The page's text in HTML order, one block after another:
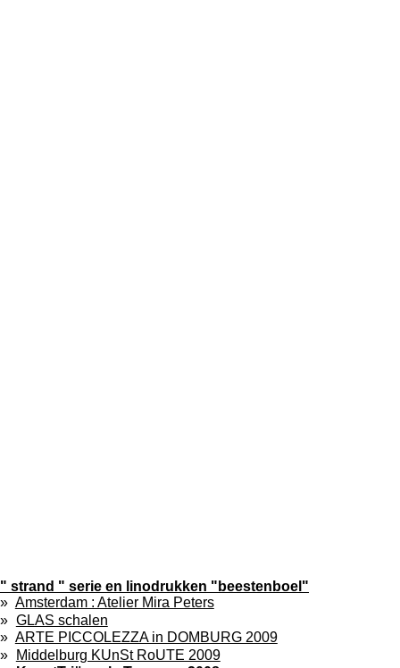
" strand " serie en linodrukken "beestenboel"
Amsterdam : Atelier Mira Peters
GLAS schalen
ARTE PICCOLEZZA in DOMBURG 2009
Middelburg KUnSt RoUTE 2009